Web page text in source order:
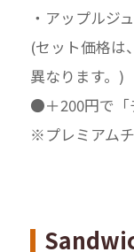
・アップルジ
(セット価格は
異なります。)
●＋200円で「
※プレミアム